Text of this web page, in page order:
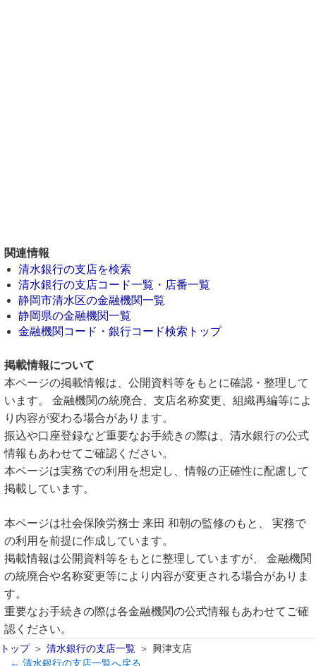
関連情報
清水銀行の支店を検索
清水銀行の支店コード一覧・店番一覧
静岡市清水区の金融機関一覧
静岡県の金融機関一覧
金融機関コード・銀行コード検索トップ
掲載情報について
本ページの掲載情報は、公開資料等をもとに確認・整理して
います。 金融機関の統廃合、支店名称変更、組織再編等によ
り内容が変わる場合があります。
振込や口座登録など重要なお手続きの際は、清水銀行の公式
情報もあわせてご確認ください。
本ページは実務での利用を想定し、情報の正確性に配慮して
掲載しています。
本ページは社会保険労務士 来田 和朝の監修のもと、 実務で
の利用を前提に作成しています。
掲載情報は公開資料等をもとに整理していますが、 金融機関
の統廃合や名称変更等により内容が変更される場合がありま
す。
重要なお手続きの際は各金融機関の公式情報もあわせてご確
認ください。
トップ 清水銀行の支店一覧
興津支店
← 清水銀行の支店一覧へ戻る